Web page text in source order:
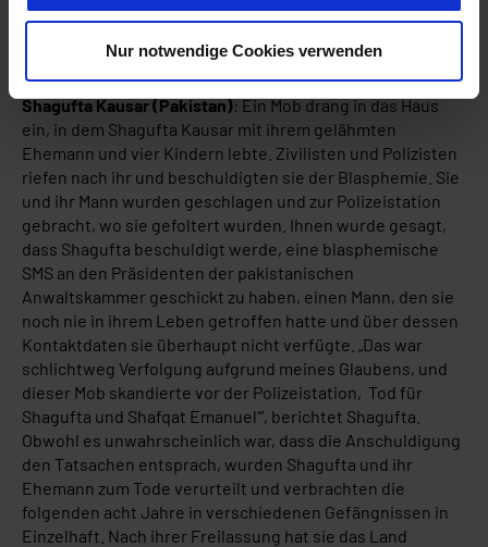
staatliche Stelle besteht. Weitere Informationen finden
Nur notwendige Cookies verwenden
Shagufta Kausar (Pakistan): Ein Mob drang in das Haus
ein, in dem Shagufta Kausar mit ihrem gelähmten
Ehemann und vier Kindern lebte. Zivilisten und Polizisten
riefen nach ihr und beschuldigten sie der Blasphemie. Sie
und ihr Mann wurden geschlagen und zur Polizeistation
gebracht, wo sie gefoltert wurden. Ihnen wurde gesagt,
dass Shagufta beschuldigt werde, eine blasphemische
SMS an den Präsidenten der pakistanischen
Anwaltskammer geschickt zu haben, einen Mann, den sie
noch nie in ihrem Leben getroffen hatte und über dessen
Kontaktdaten sie überhaupt nicht verfügte. „Das war
schlichtweg Verfolgung aufgrund meines Glaubens, und
dieser Mob skandierte vor der Polizeistation‚Tod für
Shagufta und Shafqat Emanuel‘“, berichtet Shagufta.
Obwohl es unwahrscheinlich war, dass die Anschuldigung
den Tatsachen entsprach, wurden Shagufta und ihr
Ehemann zum Tode verurteilt und verbrachten die
folgenden acht Jahre in verschiedenen Gefängnissen in
Einzelhaft. Nach ihrer Freilassung hat sie das Land